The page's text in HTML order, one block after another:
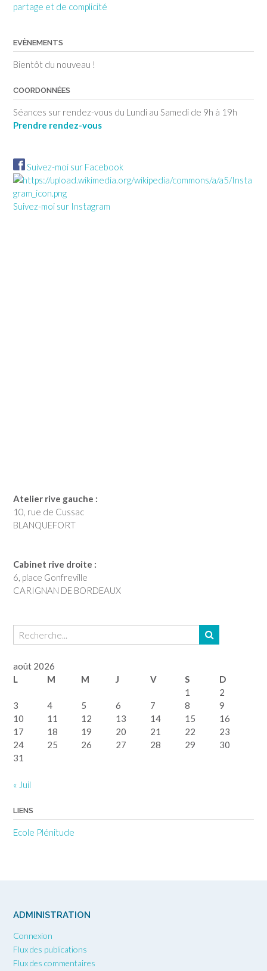
partage et de complicité
EVÈNEMENTS
Bientôt du nouveau !
COORDONNÉES
Séances sur rendez-vous du Lundi au Samedi de 9h à 19h
Prendre rendez-vous
Suivez-moi sur Facebook
Suivez-moi sur Instagram
Atelier rive gauche :
10, rue de Cussac
BLANQUEFORT
Cabinet rive droite :
6, place Gonfreville
CARIGNAN DE BORDEAUX
août 2026
L
M M J V S
D
1
2
3
4 5 6 7 8
9
10
11 12 13 14 15
16
17
18 19 20 21 22
23
24
25 26 27 28 29
30
31
« Juil
LIENS
Ecole Plénitude
ADMINISTRATION
Connexion
Flux des publications
Flux des commentaires